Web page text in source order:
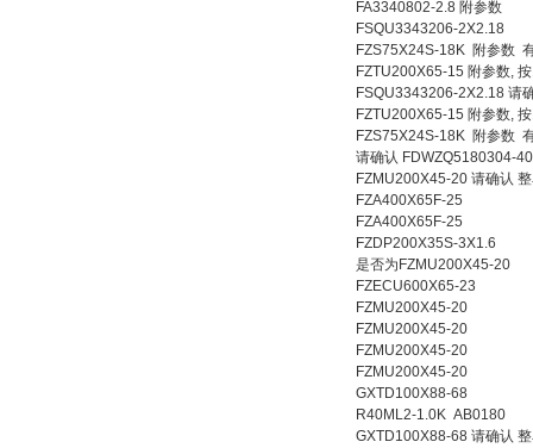
FA3340802-2.8 附参数
FSQU3343206-2X2.18
FZS75X24S-18K 附参数
FZTU200X65-15 附参数,
FSQU3343206-2X2.18 请
FZTU200X65-15 附参数,
FZS75X24S-18K 附参数
请确认 FDWZQ5180304-
FZMU200X45-20 请确认
FZA400X65F-25
FZA400X65F-25
FZDP200X35S-3X1.6
是否为FZMU200X45-20
FZECU600X65-23
FZMU200X45-20
FZMU200X45-20
FZMU200X45-20
FZMU200X45-20
GXTD100X88-68
R40ML2-1.0K AB0180
GXTD100X88-68 请确认